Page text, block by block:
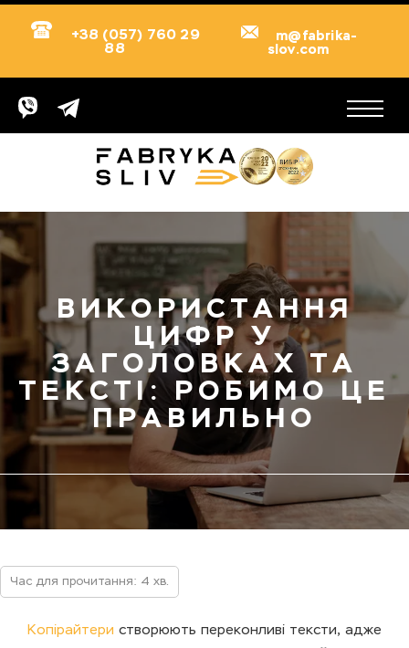
+38 (057) 760 29
88
m@fabrika-
slov.com
ВИКОРИСТАННЯ
ЦИФР У
ЗАГОЛОВКАХ ТА
ТЕКСТІ: РОБИМО ЦЕ
ПРАВИЛЬНО
Час для прочитання: 4 хв.
Копірайтери створюють переконливі тексти, адже